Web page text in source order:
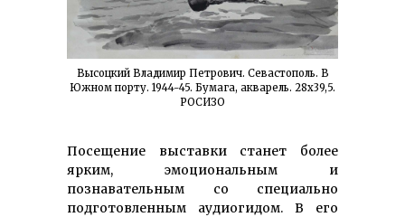
Высоцкий Владимир Петрович. Севастополь. В
Южном порту. 1944-45. Бумага, акварель. 28х39,5.
РОСИЗО
Посещение выставки станет более
ярким, эмоциональным и
познавательным со специально
подготовленным аудиогидом. В его